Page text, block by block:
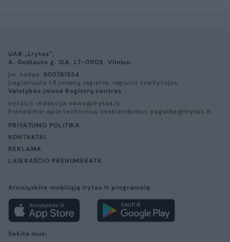
UAB „Lrytas“,
A. Goštauto g. 12A, LT-01108, Vilnius.
Įm. kodas: 300781534
Įregistruota LR įmonių registre, registro tvarkytojas:
Valstybės įmonė Registrų centras
lrytas.lt redakcija news@lrytas.lt
Pranešimai apie techninius nesklandumus pagalba@lrytas.lt
PRIVATUMO POLITIKA
KONTAKTAI
REKLAMA
LAIKRAŠČIO PRENUMERATA
Atsisiųskite mobiliąją lrytas.lt programėlę
Sekite mus: